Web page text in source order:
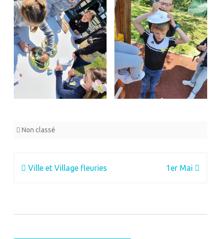
Non classé
Navigation
Ville et Village fleuries 1er Mai